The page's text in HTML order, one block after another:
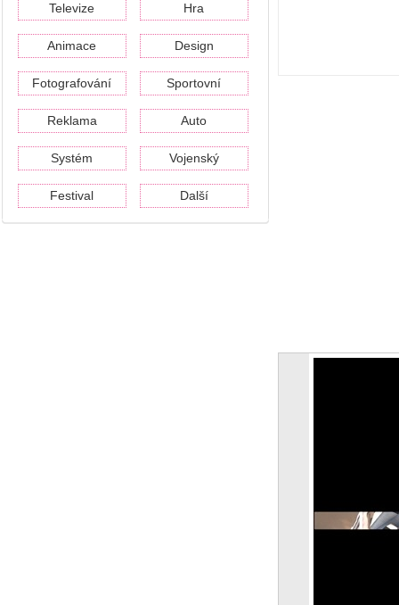
Televize Hra
Animace Design
Fotografování Sportovní
Reklama Auto
Systém Vojenský
Festival Další